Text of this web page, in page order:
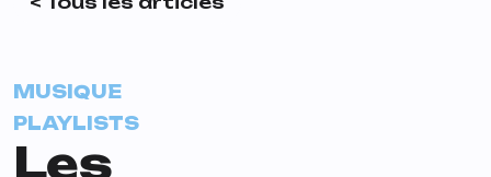
MUSIQUE
PLAYLISTS
Les